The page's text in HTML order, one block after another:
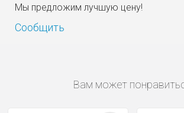
Мы предложим лучшую цену!
Сообщить
Вам может